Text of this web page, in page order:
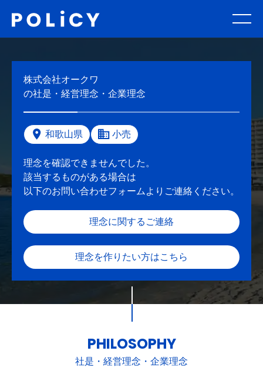
株式会社オークワ
の社是・経営理念・企業理念
和歌山県 小売
理念を確認できませんでした。
該当するものがある場合は
以下のお問い合わせフォームよりご連絡ください。
理念に関するご連絡
理念を作りたい方はこちら
PHILOSOPHY
社是・経営理念・企業理念